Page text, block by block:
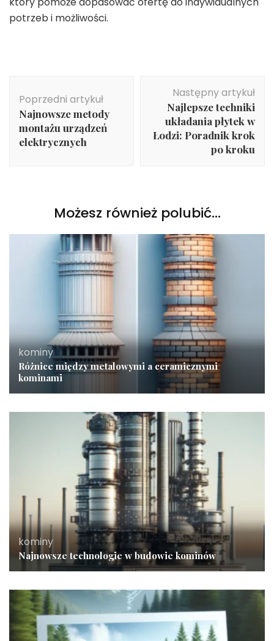
potrzeb i możliwości.
wpisu
Poprzedni artykuł
Najnowsze metody
montażu urządzeń
elektrycznych
Następny artykuł
Najlepsze techniki
układania płytek w
Łodzi: Poradnik krok
po kroku
Możesz również polubić…
kominy
Różnice między metalowymi a ceramicznymi
kominami
kominy
Najnowsze technologie w budowie kominów